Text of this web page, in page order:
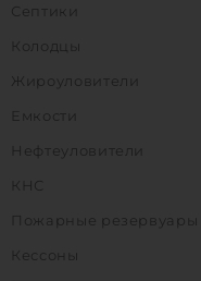
Септики
Колодцы
Жироуловители
Емкости
Нефтеуловители
КНС
Пожарные резервуары
Кессоны